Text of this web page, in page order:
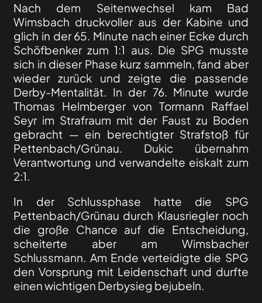
Nach dem Seitenwechsel kam Bad
Wimsbach druckvoller aus der Kabine und
glich in der 65. Minute nach einer Ecke durch
Schöfbenker zum 1:1 aus. Die SPG musste
sich in dieser Phase kurz sammeln, fand aber
wieder zurück und zeigte die passende
Derby-Mentalität. In der 76. Minute wurde
Thomas Helmberger von Tormann Raffael
Seyr im Strafraum mit der Faust zu Boden
gebracht — ein berechtigter Strafstoß für
Pettenbach/Grünau. Dukic übernahm
Verantwortung und verwandelte eiskalt zum
2:1.
In der Schlussphase hatte die SPG
Pettenbach/Grünau durch Klausriegler noch
die große Chance auf die Entscheidung,
scheiterte aber am Wimsbacher
Schlussmann. Am Ende verteidigte die SPG
den Vorsprung mit Leidenschaft und durfte
einen wichtigen Derbysieg bejubeln.